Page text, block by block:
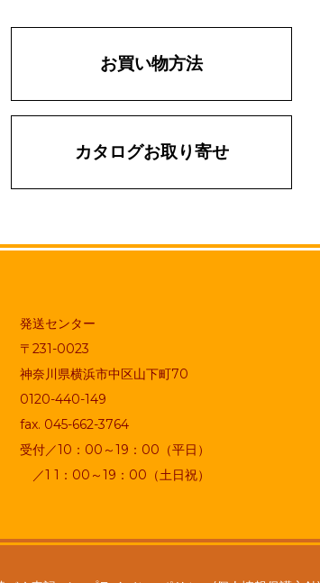
お買い物方法
カタログお取り寄せ
発送センター
〒231-0023
神奈川県横浜市中区山下町70
0120-440-149
fax. 045-662-3764
受付／10：00～19：00（平日）
／1 1：00～19：00（土日祝）